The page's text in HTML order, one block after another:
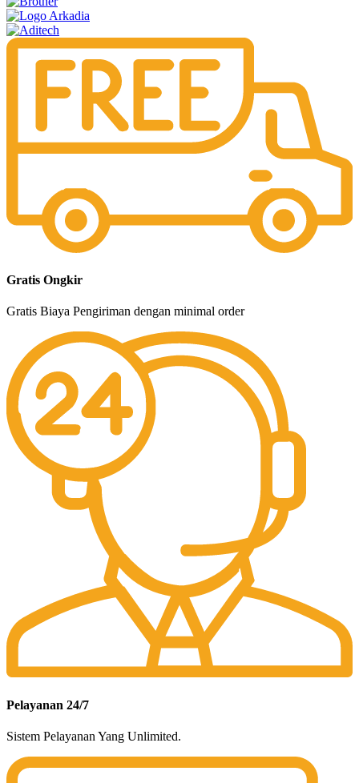
Gratis Ongkir
Gratis Biaya Pengiriman dengan minimal order
Pelayanan 24/7
Sistem Pelayanan Yang Unlimited.